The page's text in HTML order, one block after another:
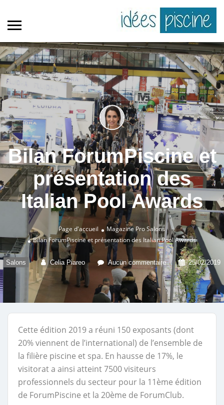
Bilan ForumPiscine et
présentation des
Italian Pool Awards
Page d'accueil Magazine Pro Salons
Bilan ForumPiscine et présentation des Italian Pool Awards
Salons Celia Piareo Aucun commentaire 25/02/2019
Cette édition 2019 a réuni 150 exposants (dont
20% viennent de l’international) de l’ensemble de
la filière piscine et spa. En hausse de 17%, le
visitorat a ainsi atteint 7500 visiteurs
professionnels du secteur pour la 11ème édition
de ForumPiscine et la 20ème de ForumClub.